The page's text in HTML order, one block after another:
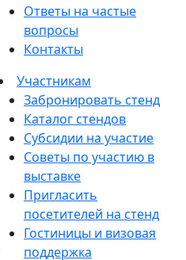
Ответы на частые
вопросы
Контакты
Участникам
Забронировать стенд
Каталог стендов
Субсидии на участие
Советы по участию в
выставке
Пригласить
посетителей на стенд
Гостиницы и визовая
поддержка